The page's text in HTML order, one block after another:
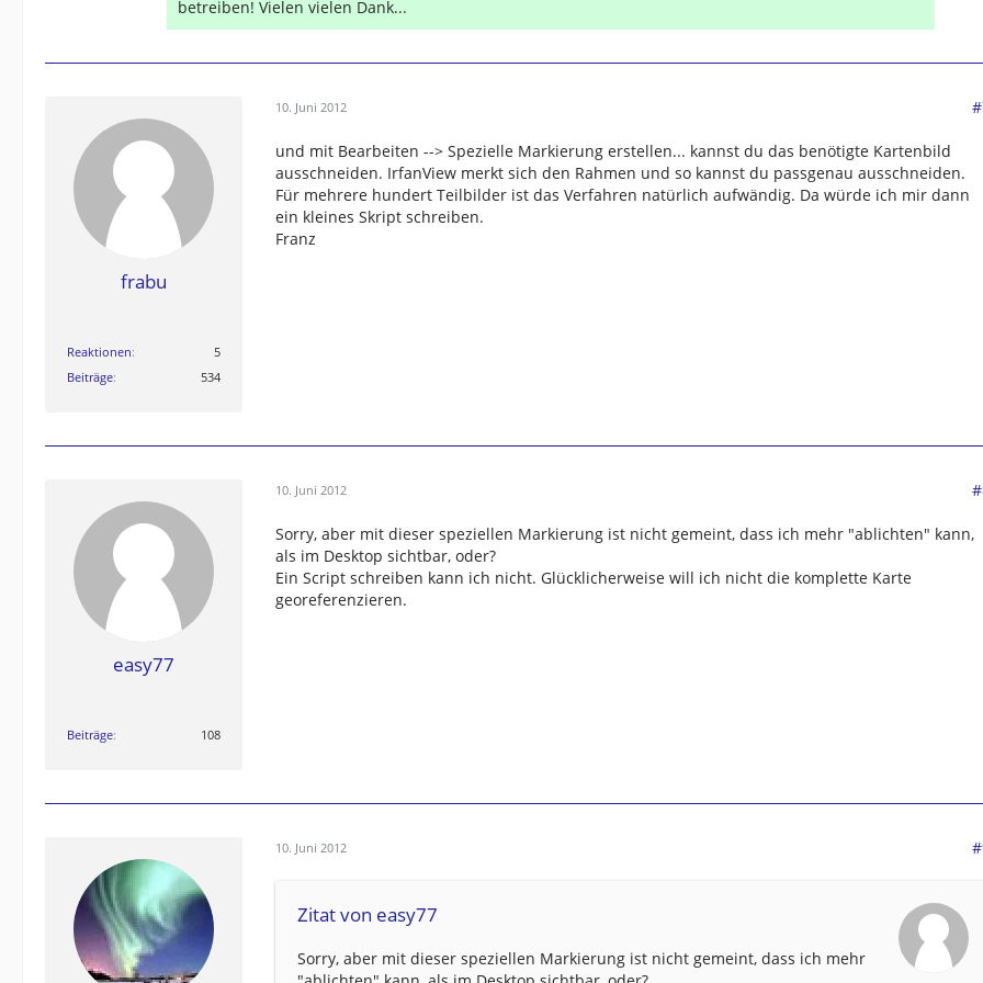
betreiben! Vielen vielen Dank...
frabu
Reaktionen
5
Beiträge
534
10. Juni 2012
und mit Bearbeiten --> Spezielle Markierung erstellen... kannst du das benötigte Kartenbild
ausschneiden. IrfanView merkt sich den Rahmen und so kannst du passgenau ausschneiden.
Für mehrere hundert Teilbilder ist das Verfahren natürlich aufwändig. Da würde ich mir dann
ein kleines Skript schreiben.
Franz
easy77
Beiträge 108
10. Juni 2012
Sorry, aber mit dieser speziellen Markierung ist nicht gemeint, dass ich mehr "ablichten" kann,
als im Desktop sichtbar, oder?
Ein Script schreiben kann ich nicht. Glücklicherweise will ich nicht die komplette Karte
georeferenzieren.
10. Juni 2012
Zitat von easy77
Sorry, aber mit dieser speziellen Markierung ist nicht gemeint, dass ich mehr